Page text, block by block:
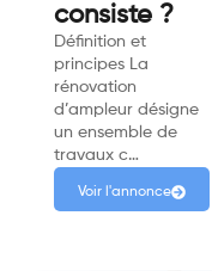
consiste ?
Définition et
principes La
rénovation
d’ampleur désigne
un ensemble de
travaux c…
Voir l'annonce